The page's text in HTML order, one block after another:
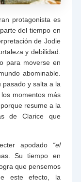
protagonista es
del tiempo en
de Jodie
y debilidad.
para moverse en
abominable.
pasado y salta a la
momentos más
resume a la
de Clarice que
apodado “el
Su tiempo en
que pensemos
este efecto, la